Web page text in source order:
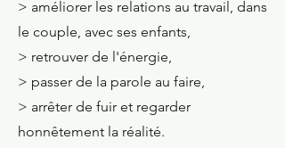
> améliorer les relations au travail, dans
le couple, avec ses enfants,
> retrouver de l'énergie,
> passer de la parole au faire,
> arrêter de fuir et regarder
honnêtement la réalité.